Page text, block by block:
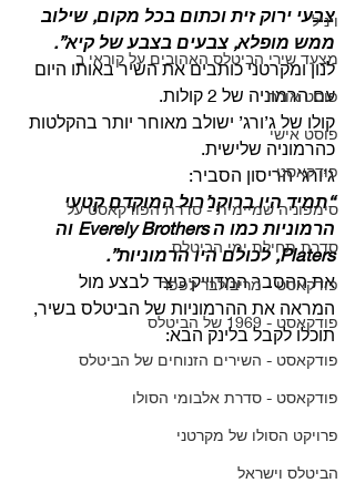
ויניל
מצעד שירי הביטלס האהובים על קוראי ב
פוסט אורח
פוסט אישי
פודקאסט
סימפוניה שמיימית - סדרת הפודקאסט על
סדרת תחילת ימי הביטלס
פודקאסט - מריבולבר לפפר
פודקאסט - 1969 של הביטלס
פודקאסט - השירים הזנוחים של הביטלס
פודקאסט - סדרת אלבומי הסולו
פרויקט הסולו של מקרטני
הביטלס וישראל
צבעי ירוק זית וכתום בכל מקום, שילוב
ממש מופלא, צבעים בצבע של קיא”.
לנון ומקרטני כותבים את השיר באותו היום
עם הרמוניה של 2 קולות.
קולו של ג’ורג’ ישולב מאוחר יותר בהקלטות
כהרמוניה שלישית.
ג’ורג’ הריסון הסביר:
“תמיד היו ברוקנ’רול המוקדם קטעי
הרמוניות כמו ה Everely Brothers וה
Platers, לכולם היו הרמוניות”.
את ההסבר המדוייק כיצד לבצע מול
המראה את ההרמוניות של הביטלס בשיר,
תוכלו לקבל בלינק הבא: